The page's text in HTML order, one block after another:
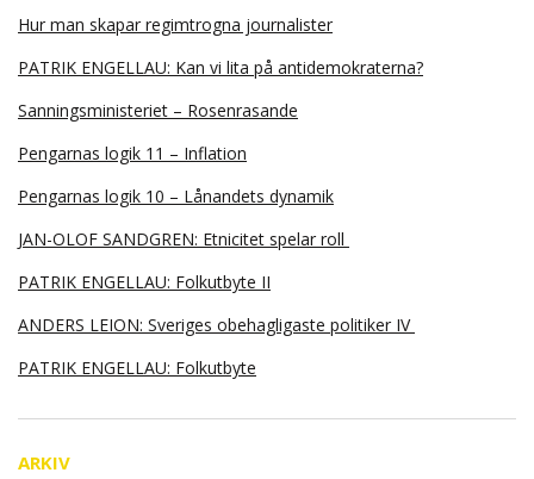
Hur man skapar regimtrogna journalister
PATRIK ENGELLAU: Kan vi lita på antidemokraterna?
Sanningsministeriet – Rosenrasande
Pengarnas logik 11 – Inflation
Pengarnas logik 10 – Lånandets dynamik
JAN-OLOF SANDGREN: Etnicitet spelar roll
PATRIK ENGELLAU: Folkutbyte II
ANDERS LEION: Sveriges obehagligaste politiker IV
PATRIK ENGELLAU: Folkutbyte
ARKIV